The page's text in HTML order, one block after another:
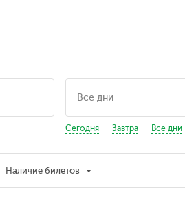
Сегодня Завтра Все дни
Наличие билетов